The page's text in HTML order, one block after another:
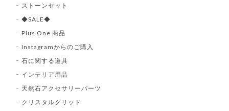
ストーンセット
◆SALE◆
Plus One 商品
Instagramからのご購入
石に関する道具
インテリア用品
天然石アクセサリーパーツ
クリスタルグリッド